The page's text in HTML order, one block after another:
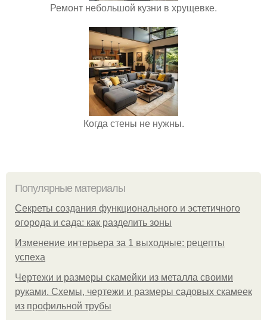
Ремонт небольшой кузни в хрущевке.
Когда стены не нужны.
Популярные материалы
Секреты создания функционального и эстетичного
огорода и сада: как разделить зоны
Изменение интерьера за 1 выходные: рецепты
успеха
Чертежи и размеры скамейки из металла своими
руками. Схемы, чертежи и размеры садовых скамеек
из профильной трубы